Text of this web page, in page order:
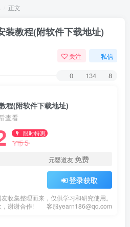
正文
装教程(附软件下载地址)
关注 私信
0 134 8
程(附软件下载地址)
查看
限时特惠
Y币5
元婴道友免费
登录获取
收集整理而来，仅供学习和研究使用。
谢谢合作!
客服yearn186@qq.com